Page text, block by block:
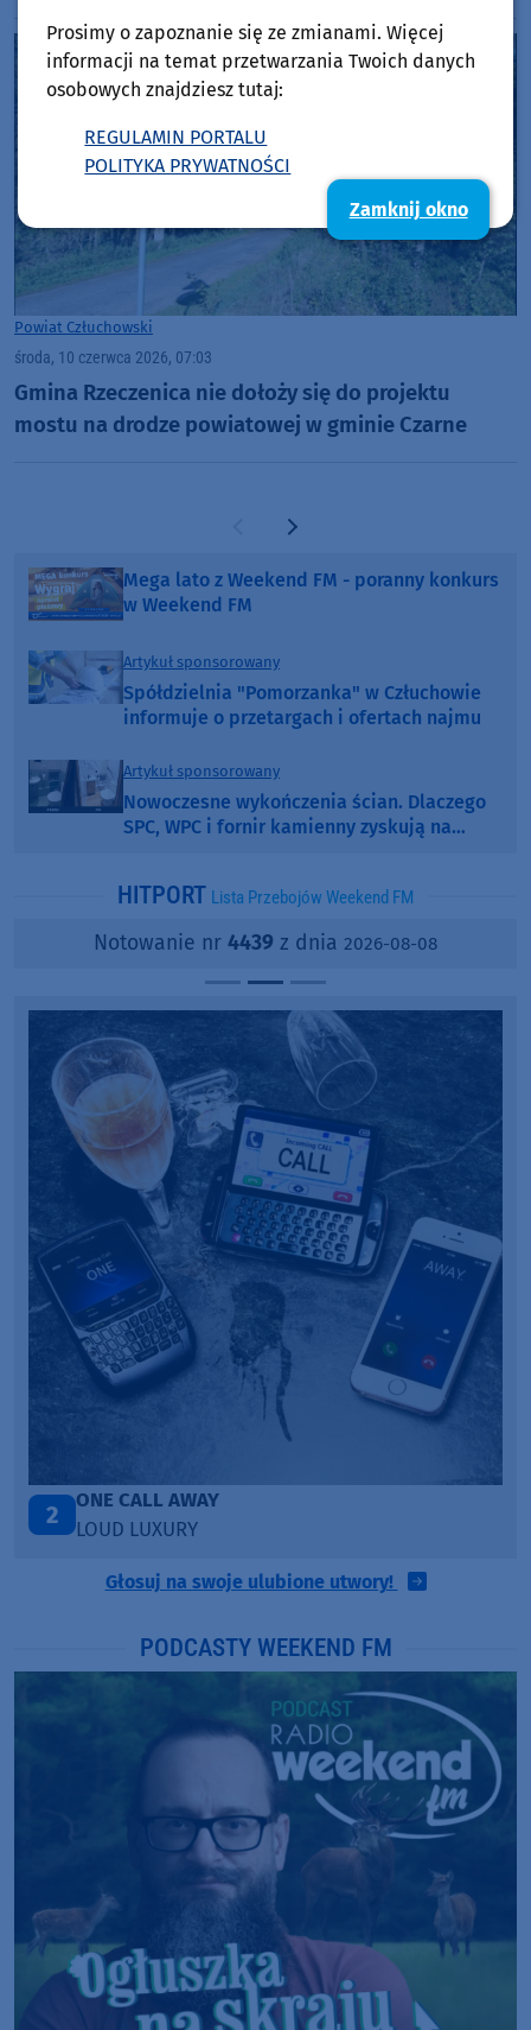
Powiat Człuchowski
środa, 10 czerwca 2026, 07:03
Gmina Rzeczenica nie dołoży się do projektu
mostu na drodze powiatowej w gminie Czarne
Poprzednia strona
Następna strona
Mega lato z Weekend FM - poranny konkurs
w Weekend FM
Artykuł sponsorowany
Spółdzielnia "Pomorzanka" w Człuchowie
informuje o przetargach i ofertach najmu
Artykuł sponsorowany
Nowoczesne wykończenia ścian. Dlaczego
SPC, WPC i fornir kamienny zyskują na
HITPORT Lista Przebojów Weekend FM
Notowanie nr 4439 z dnia 2026-08-08
3
Talk To You
ANOTR ft. 54 Ultra
Głosuj na swoje ulubione utwory!
PODCASTY WEEKEND FM
Prosimy o zapoznanie się ze zmianami. Więcej
informacji na temat przetwarzania Twoich danych
osobowych znajdziesz tutaj:
REGULAMIN PORTALU
POLITYKA PRYWATNOŚCI
Zamknij okno